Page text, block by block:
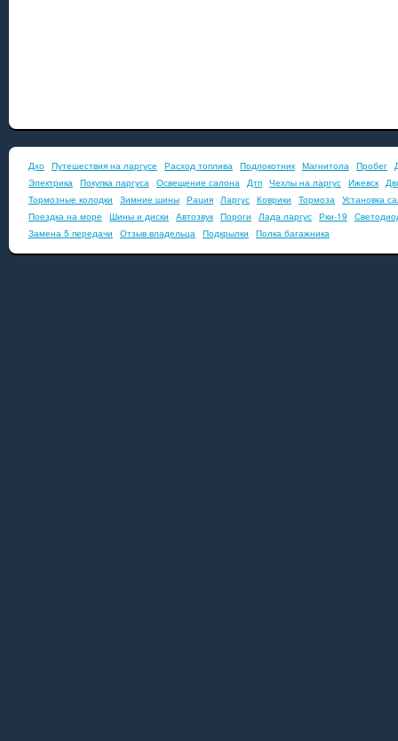
Дхо Путешествия на ларгусе Расход топлива Подлокотник Магнитола Пробег
Электрика Покупка ларгуса Освещение салона Дтп Чехлы на ларгус Ижевск
Тормозные колодки
Зимние шины Рация Ларгус Коврики Тормоза Установка
Поездка на море
Шины и диски Автозвук Пороги Лада ларгус Рки-19
Замена 5 передачи
Отзыв владельца Подкрылки Полка багажника